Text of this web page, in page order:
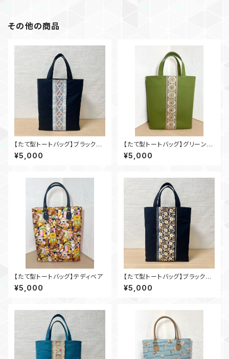
その他の商品
【たて型トートバッグ】ブラック×
インド刺繍_bl004
¥5,000
【たて型トートバッグ】グリーン×
インド刺繍_gr001
¥5,000
【たて型トートバッグ】テディベア
¥5,000
【たて型トートバッグ】ブラック×
インド刺繍_bl001
¥5,000